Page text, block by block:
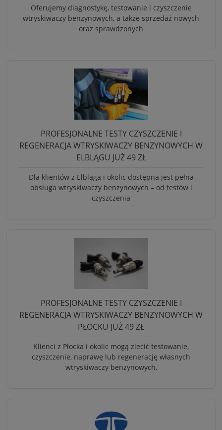
Oferujemy diagnostykę, testowanie i czyszczenie
wtryskiwaczy benzynowych, a także sprzedaż nowych
oraz sprawdzonych
PROFESJONALNE TESTY CZYSZCZENIE I
REGENERACJA WTRYSKIWACZY BENZYNOWYCH W
ELBLĄGU JUŻ 49 ZŁ
Dla klientów z Elbląga i okolic dostępna jest pełna
obsługa wtryskiwaczy benzynowych – od testów i
czyszczenia
PROFESJONALNE TESTY CZYSZCZENIE I
REGENERACJA WTRYSKIWACZY BENZYNOWYCH W
PŁOCKU JUŻ 49 ZŁ
Klienci z Płocka i okolic mogą zlecić testowanie,
czyszczenie, naprawę lub regenerację własnych
wtryskiwaczy benzynowych,